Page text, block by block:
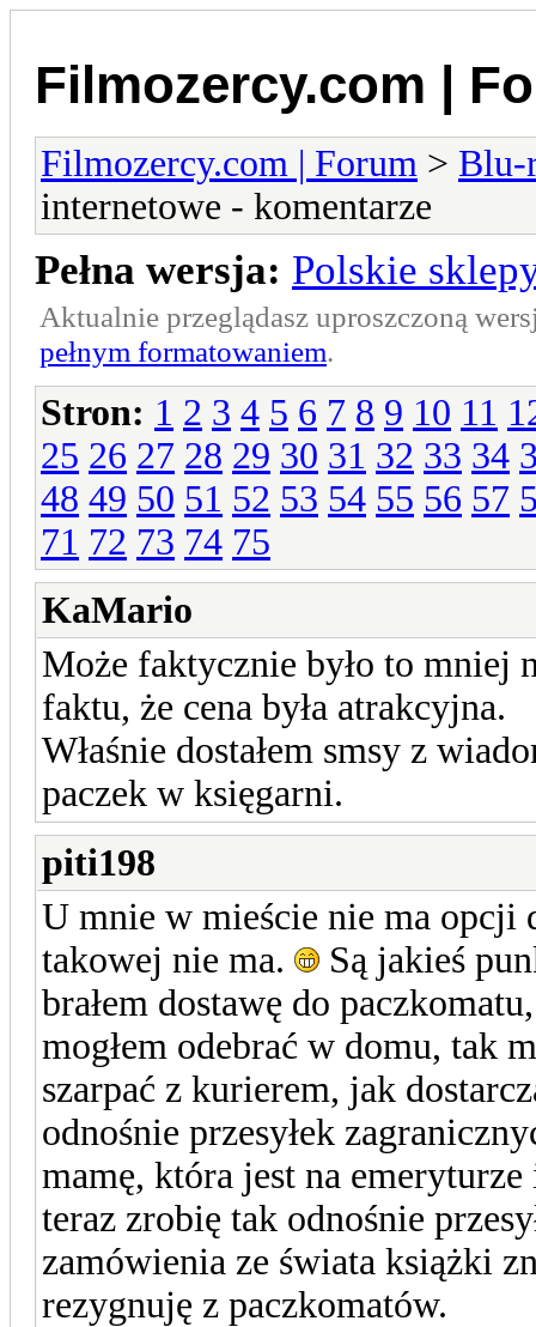
Filmozercy.com |
Filmozercy.com | Forum >
internetowe - komentarze
Pełna wersja: Polskie
Aktualnie przeglądasz uproszczoną
pełnym formatowaniem.
Stron: 1 2 3 4 5 6 7 8 9 10 11
25 26 27 28 29 30 31 32 33 34
48 49 50 51 52 53 54 55 56 57
71 72 73 74 75
KaMario
Może faktycznie było to mniej
faktu, że cena była atrakcyjna.
Właśnie dostałem smsy z
paczek w księgarni.
piti198
U mnie w mieście nie ma opcji
takowej nie ma.
Są jakieś
brałem dostawę do
mogłem odebrać w domu, tak
szarpać z kurierem, jak
odnośnie przesyłek
mamę, która jest na
teraz zrobię tak odnośnie
zamówienia ze świata książki
rezygnuję z paczkomatów.